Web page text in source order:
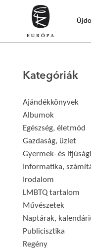
Kategóriák
Ajándékkönyvek
Albumok
Egészség, életmód
Gazdaság, üzlet
Gyermek- és
Informatika,
Irodalom
LMBTQ tartalom
Művészetek
Naptárak,
Publicisztika
Regény